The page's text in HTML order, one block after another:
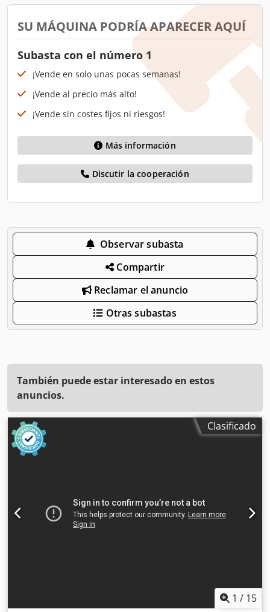
SU MÁQUINA PODRÍA APARECER AQUÍ
Subasta con el número 1
¡Vende en solo unas pocas semanas!
¡Vende al precio más alto!
¡Vende sin costes fijos ni riesgos!
Más información
Discutir la cooperación
Observar subasta
Compartir
Reclamar el anuncio
Otras subastas
También puede estar interesado en estos
anuncios.
Clasificado
1 / 15